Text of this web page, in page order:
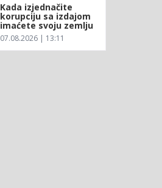
Kada izjednačite
korupciju sa izdajom
imaćete svoju zemlju
07.08.2026 | 13:11